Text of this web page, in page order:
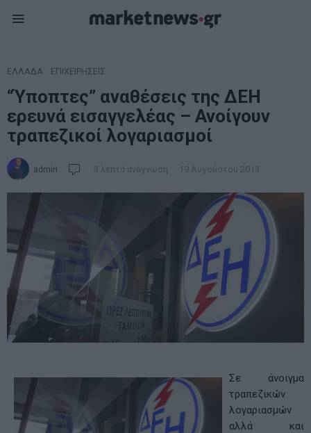
ΕΛΛΑΔΑ ΕΠΙΧΕΙΡΗΣΕΙΣ
“Ύποπτες” αναθέσεις της ΔΕΗ
ερευνά εισαγγελέας – Ανοίγουν
τραπεζικοί λογαριασμοί
admin 3 λεπτά ανάγνωση 19 Αυγούστου 2013
Σε άνοιγμα
τραπεζικών
λογαριασμών
αλλά και